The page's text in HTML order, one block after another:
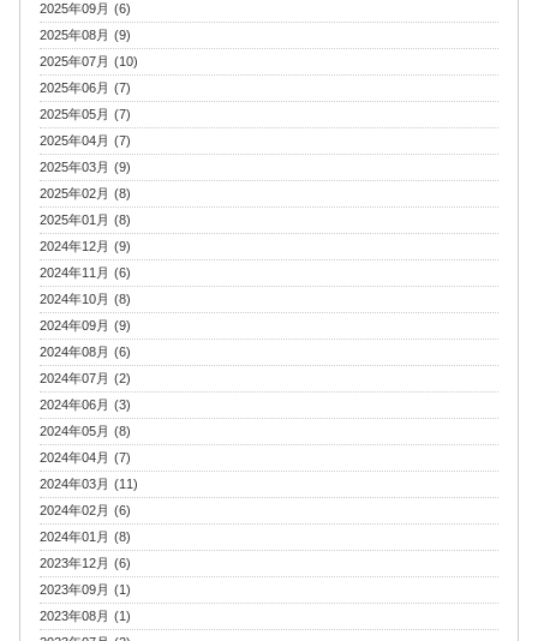
2025年09月 (6)
2025年08月 (9)
2025年07月 (10)
2025年06月 (7)
2025年05月 (7)
2025年04月 (7)
2025年03月 (9)
2025年02月 (8)
2025年01月 (8)
2024年12月 (9)
2024年11月 (6)
2024年10月 (8)
2024年09月 (9)
2024年08月 (6)
2024年07月 (2)
2024年06月 (3)
2024年05月 (8)
2024年04月 (7)
2024年03月 (11)
2024年02月 (6)
2024年01月 (8)
2023年12月 (6)
2023年09月 (1)
2023年08月 (1)